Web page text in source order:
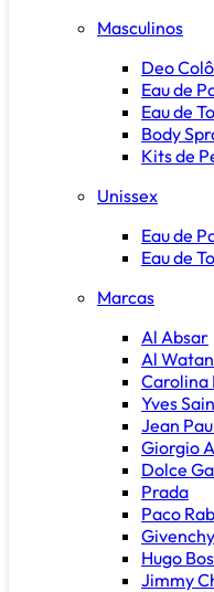
Masculinos
Deo
Eau de
Eau de
Body
Kits de
Unissex
Eau de
Eau de
Marcas
Al Absar
Al
Carolina
Yves
Jean
Giorgio
Dolce
Prada
Paco
Givenchy
Hugo
Jimmy